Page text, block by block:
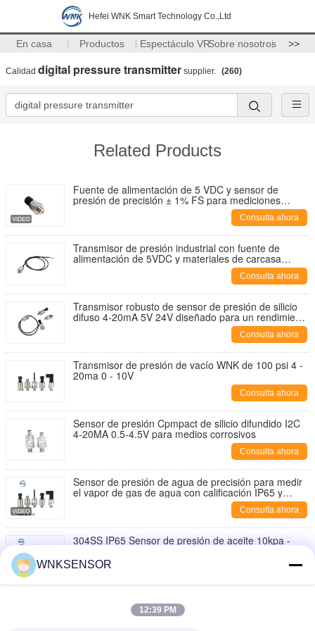
Hefei WNK Smart Technology Co.,Ltd
En casa Productos Espectáculo VRSobre nosotros >>
Calidad digital pressure transmitter supplier. (260)
Related Products
Fuente de alimentación de 5 VDC y sensor de
presión de precisión ± 1% FS para mediciones
Consulta ahora
Transmisor de presión industrial con fuente de
alimentación de 5VDC y materiales de carcasa
Consulta ahora
Transmisor robusto de sensor de presión de silicio
difuso 4-20mA 5V 24V diseñado para un rendimiento
de monitoreo de presión a largo plazoConsulta ahora
Transmisor de presión de vacío WNK de 100 psi 4 -
20ma 0 - 10V
Consulta ahora
Sensor de presión Cpmpact de silicio difundido I2C
4-20MA 0.5-4.5V para medios corrosivos
Consulta ahora
Sensor de presión de agua de precisión para medir
el vapor de gas de agua con calificación IP65 y
Consulta ahora
304SS IP65 Sensor de presión de aceite 10kpa -
de funcionamiento Consulta ahora
alimentación de 5VDC, salida de 0.5-4.5V para
aplicaciones industriales
WNKSENSOR
12:39 PM